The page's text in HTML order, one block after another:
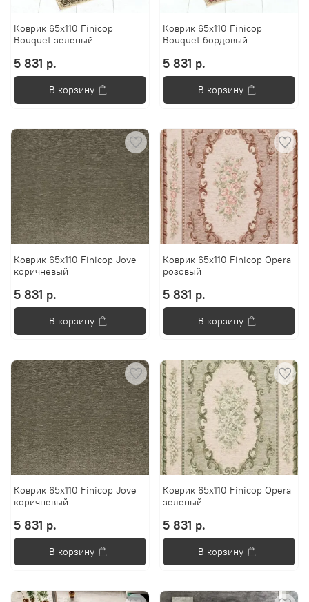
Коврик 65х110 Finicop
Bouquet зеленый
5 831 р.
В корзину
Коврик 65х110 Finicop
Bouquet бордовый
5 831 р.
В корзину
Коврик 65x110 Finicop Jove
коричневый
5 831 р.
В корзину
Коврик 65x110 Finicop Opera
розовый
5 831 р.
В корзину
Коврик 65х110 Finicop Jove
коричневый
5 831 р.
В корзину
Коврик 65х110 Finicop Opera
зеленый
5 831 р.
В корзину